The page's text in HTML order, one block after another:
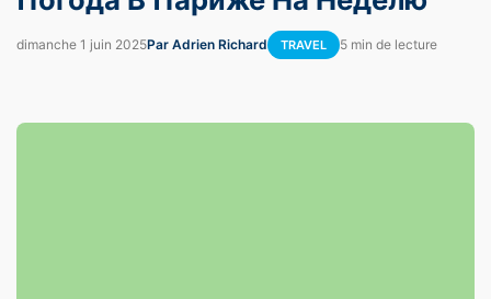
dimanche 1 juin 2025Par Adrien Richard TRAVEL 5 min de lecture